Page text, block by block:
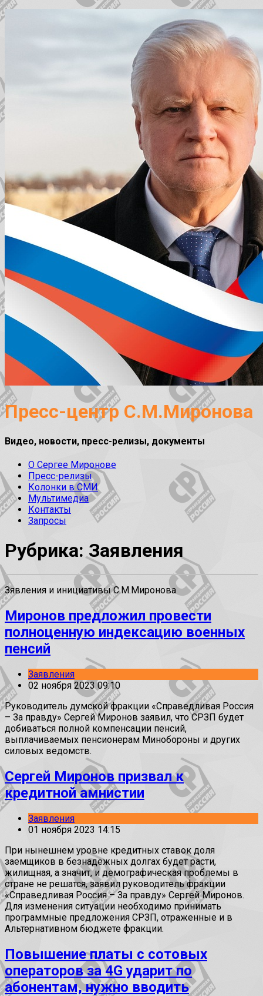
Пресс-центр С.М.Миронова
Видео, новости, пресс-релизы, документы
О Сергее Миронове
Пресс-релизы
Колонки в СМИ
Мультимедиа
Контакты
Запросы
Рубрика: Заявления
Зявления и инициативы С.М.Миронова
Миронов предложил провести
полноценную индексацию военных
пенсий
Заявления
02 ноября 2023 09:10
Руководитель думской фракции «Справедливая Россия
– За правду» Сергей Миронов заявил, что СРЗП будет
добиваться полной компенсации пенсий,
выплачиваемых пенсионерам Минобороны и других
силовых ведомств.
Сергей Миронов призвал к
кредитной амнистии
Заявления
01 ноября 2023 14:15
При нынешнем уровне кредитных ставок доля
заемщиков в безнадежных долгах будет расти,
жилищная, а значит, и демографическая проблемы в
стране не решатся, заявил руководитель фракции
«Справедливая Россия – За правду» Сергей Миронов.
Для изменения ситуации необходимо принимать
программные предложения СРЗП, отраженные и в
Альтернативном бюджете фракции.
Повышение платы с сотовых
операторов за 4G ударит по
абонентам, нужно вводить